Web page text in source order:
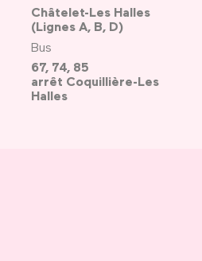
Châtelet-Les Halles
(Lignes A, B, D)
Bus
67, 74, 85
arrêt Coquillière-Les
Halles